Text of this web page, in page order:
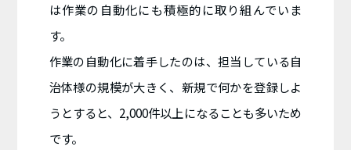
は作業の自動化にも積極的に取り組んでいま
す。
作業の自動化に着手したのは、担当している自
治体様の規模が大きく、新規で何かを登録しよ
うとすると、2,000件以上になることも多いため
です。